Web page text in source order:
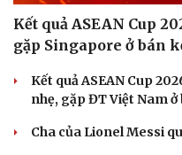
Kết quả ASEAN Cup
gặp Singapore ở bán
Kết quả ASEAN Cup
nhẹ, gặp ĐT Việt Nam ở
Cha của Lionel Messi